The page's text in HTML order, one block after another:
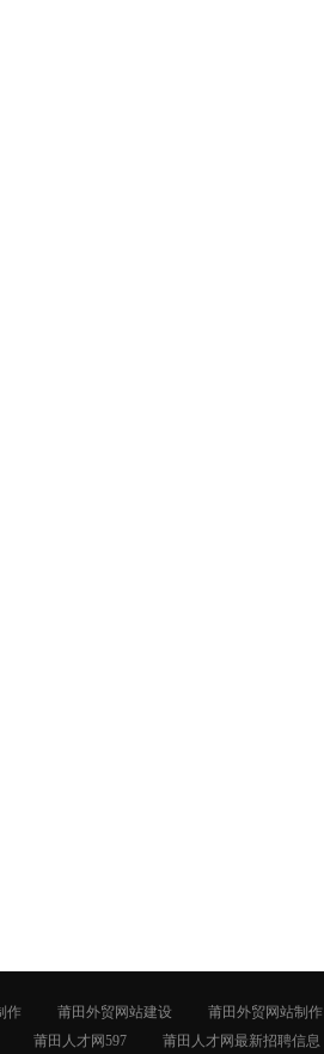
作 莆田外贸网站建设 莆田外贸网站制作
莆田人才网597 莆田人才网最新招聘信息